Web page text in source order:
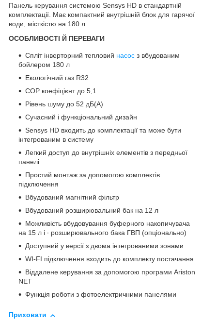
Панель керування системою Sensys HD в стандартній
комплектації. Має компактний внутрішній блок для гарячої
води, місткістю на 180 л.
ОСОБЛИВОСТІ Й ПЕРЕВАГИ
Спліт інверторний тепловий насос з вбудованим
бойлером 180 л
Екологічний газ R32
COP коефіцієнт до 5,1
Рівень шуму до 52 дБ(А)
Сучасний і функціональний дизайн
Sensys HD входить до комплектації та може бути
інтегрованим в систему
Легкий доступ до внутрішніх елементів з передньої
панелі
Простий монтаж за допомогою комплектів
підключення
Вбудований магнітний фільтр
Вбудований розширювальний бак на 12 л
Можливість вбудовування буферного накопичувача
на 15 л і · розширювального бака ГВП (опціонально)
Доступний у версії з двома інтегрованими зонами
WI-FI підключення входить до комплекту постачання
Віддалене керування за допомогою програми Ariston
NET
Функція роботи з фотоелектричними панелями
Приховати